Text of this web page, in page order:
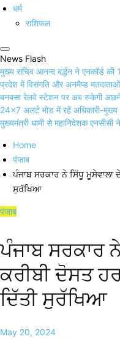
धर्म
राशिफल
News Flash
मुख्य सचिव आनन्द बर्द्धन ने एनकॉर्ड की
प्रदेश में विसंगति और अनमैप्ड
बनबसा रेलवे स्टेशन पर अब रुकेगी
24×7 अलर्ट मोड में रहें अधिकारी-मुख्य
मुख्यमंत्री धामी से महानिदेशक एनसीसी
Home
पंजाब
ਪੰਜਾਬ ਸਰਕਾਰ ਨੇ ਸਿੱਧੂ ਮੂਸੇਵਾਲਾ
ਸੁਰੱਖਿਆ
पंजाब
ਪੰਜਾਬ ਸਰਕਾਰ
ਕਰੀਬੀ ਦੋਸਤ
ਦਿੱਤੀ ਸੁਰੱਖਿਆ
May 20, 2024